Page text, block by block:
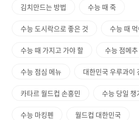
김치만드는 방법 수능 때 죽
수능 도시락으로 좋은 것 수능 때
수능 때 가지고 가야 할 수능 점메추
수능 점심 메뉴 대한민국 우루과이
카타르 월드컵 손흥민 수능 당일 챙
수능 마킹펜 월드컵 대한민국